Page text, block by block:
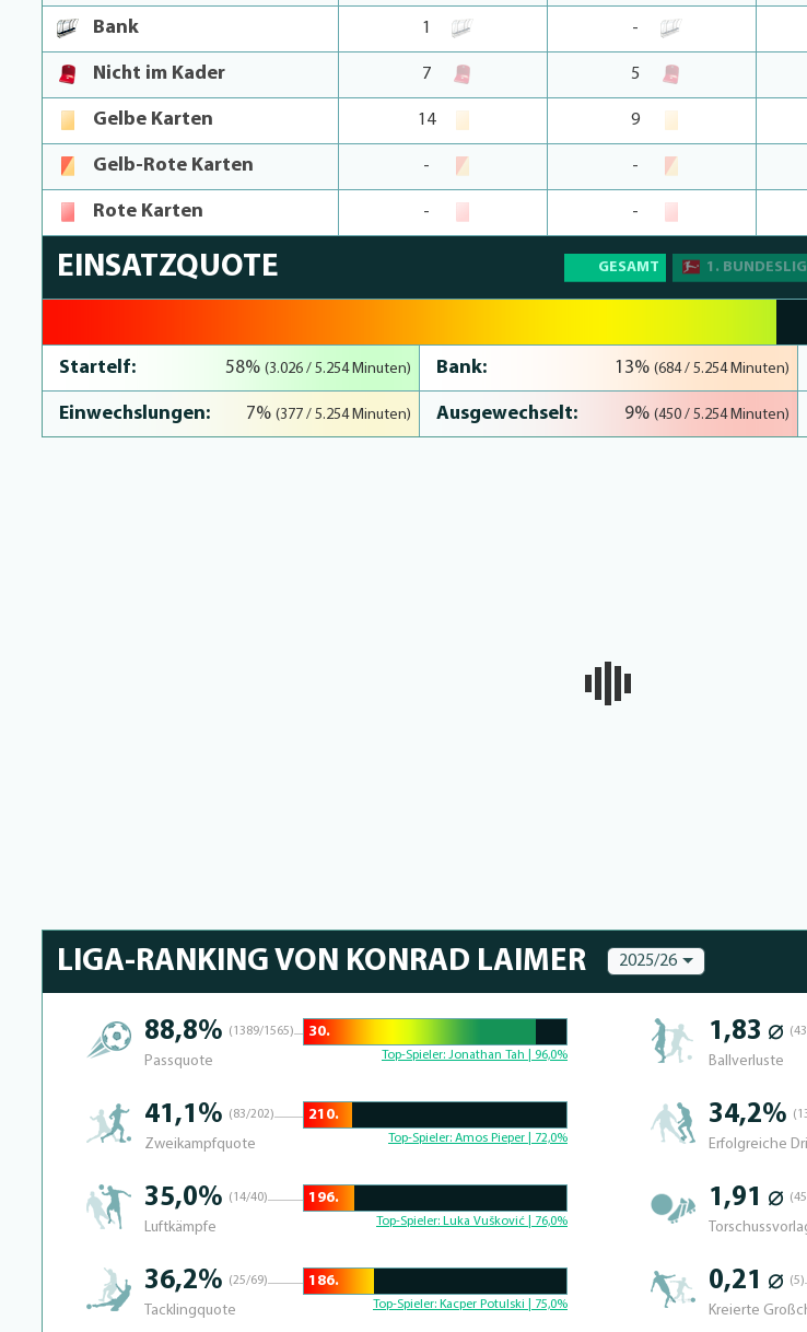
Bank 1 -
Nicht im Kader 7 5
Gelbe Karten 14 9
Gelb-Rote Karten - -
Rote Karten - -
EINSATZQUOTE GESAMT 1.
Startelf: 58%(3.026 / 5.254 Minuten) Bank: 13% (684 / 5.254 Minuten)
Einwechslungen: 7%(377 / 5.254 Minuten) Ausgewechselt: 9% (450 / 5.254 Minuten)
LIGA-RANKING VON KONRAD LAIMER 2025/26
88,8% (1389/1565)
Passquote
88.492063492063% Complete
30.
Top-Spieler: Jonathan Tah | 96,0%
41,1% (83/202)
Zweikampfquote
18.359375% Complete
210.
Top-Spieler: Amos Pieper | 72,0%
35,0% (14/40)
Luftkämpfe
19.087136929461% Complete
196.
Top-Spieler: Luka Vušković | 76,0%
36,2% (25/69)
Tacklingquote
26.587301587302% Complete
186.
Top-Spieler: Kacper Potulski | 75,0%
1,83 ⌀
Ballverluste
34,2%
Erfolgreiche
1,91 ⌀
0,21 ⌀ (5)
Kreierte